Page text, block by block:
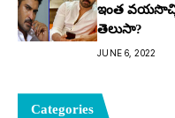
ఇంత
తెలుసా?
JUNE 6, 2022
Categories